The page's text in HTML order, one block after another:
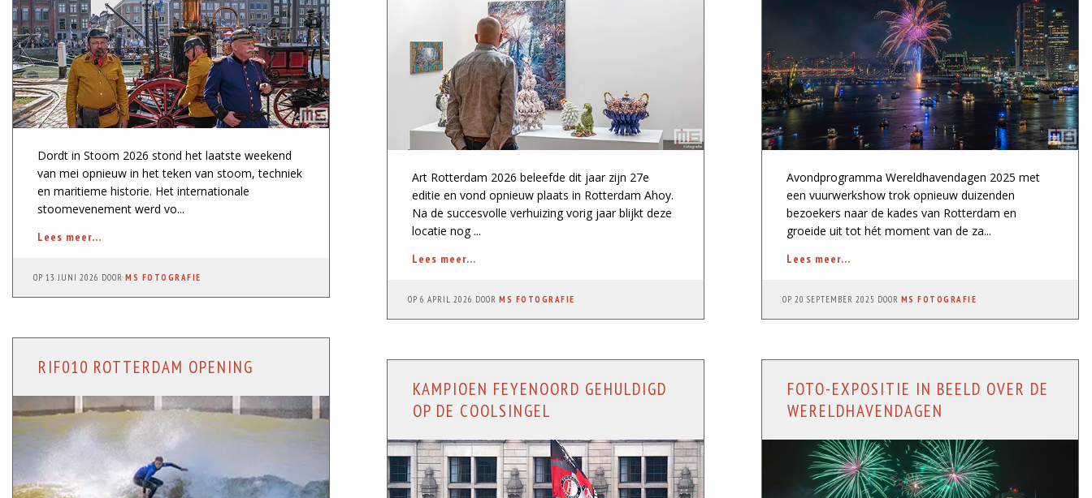
Dordt in Stoom 2026 stond het laatste weekend
van mei opnieuw in het teken van stoom, techniek
en maritieme historie. Het internationale
stoomevenement werd vo...
Lees meer...
OP13 JUNI 2026 DOORMS FOTOGRAFIE
Art Rotterdam 2026 beleefde dit jaar zijn 27e
editie en vond opnieuw plaats in Rotterdam Ahoy.
Na de succesvolle verhuizing vorig jaar blijkt deze
locatie nog ...
Lees meer...
OP6 APRIL 2026 DOORMS FOTOGRAFIE
Avondprogramma Wereldhavendagen 2025 met
een vuurwerkshow trok opnieuw duizenden
bezoekers naar de kades van Rotterdam en
groeide uit tot hét moment van de za...
Lees meer...
OP 20 SEPTEMBER 2025 DOOR MS FOTOGRAFIE
RIF010 ROTTERDAM OPENING
KAMPIOEN FEYENOORD GEHULDIGD
OP DE COOLSINGEL
FOTO-EXPOSITIE IN BEELD OVER DE
WERELDHAVENDAGEN